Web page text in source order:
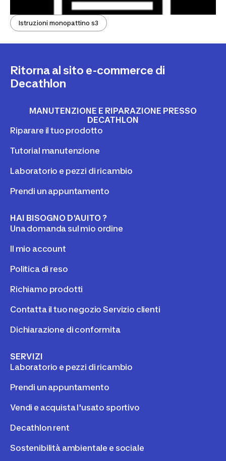
Istruzioni monopattino s3
Ritorna al sito e-commerce di
Decathlon
MANUTENZIONE E RIPARAZIONE PRESSO
DECATHLON
Riparare il tuo prodotto
Tutorial manutenzione
Laboratorio e pezzi di ricambio
Prendi un appuntamento
HAI BISOGNO D'AUITO ?
Una domanda sul mio ordine
Il mio account
Politica di reso
Richiamo prodotti
Contatta il tuo negozio Servizio clienti
Dichiarazione di conformita
SERVIZI
Laboratorio e pezzi di ricambio
Prendi un appuntamento
Vendi e acquista l'usato sportivo
Decathlon rent
Sostenibilità ambientale e sociale